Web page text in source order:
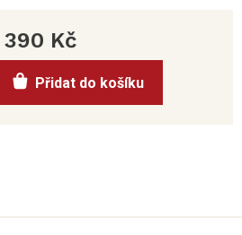
390 Kč
cena:
Přidat do košíku